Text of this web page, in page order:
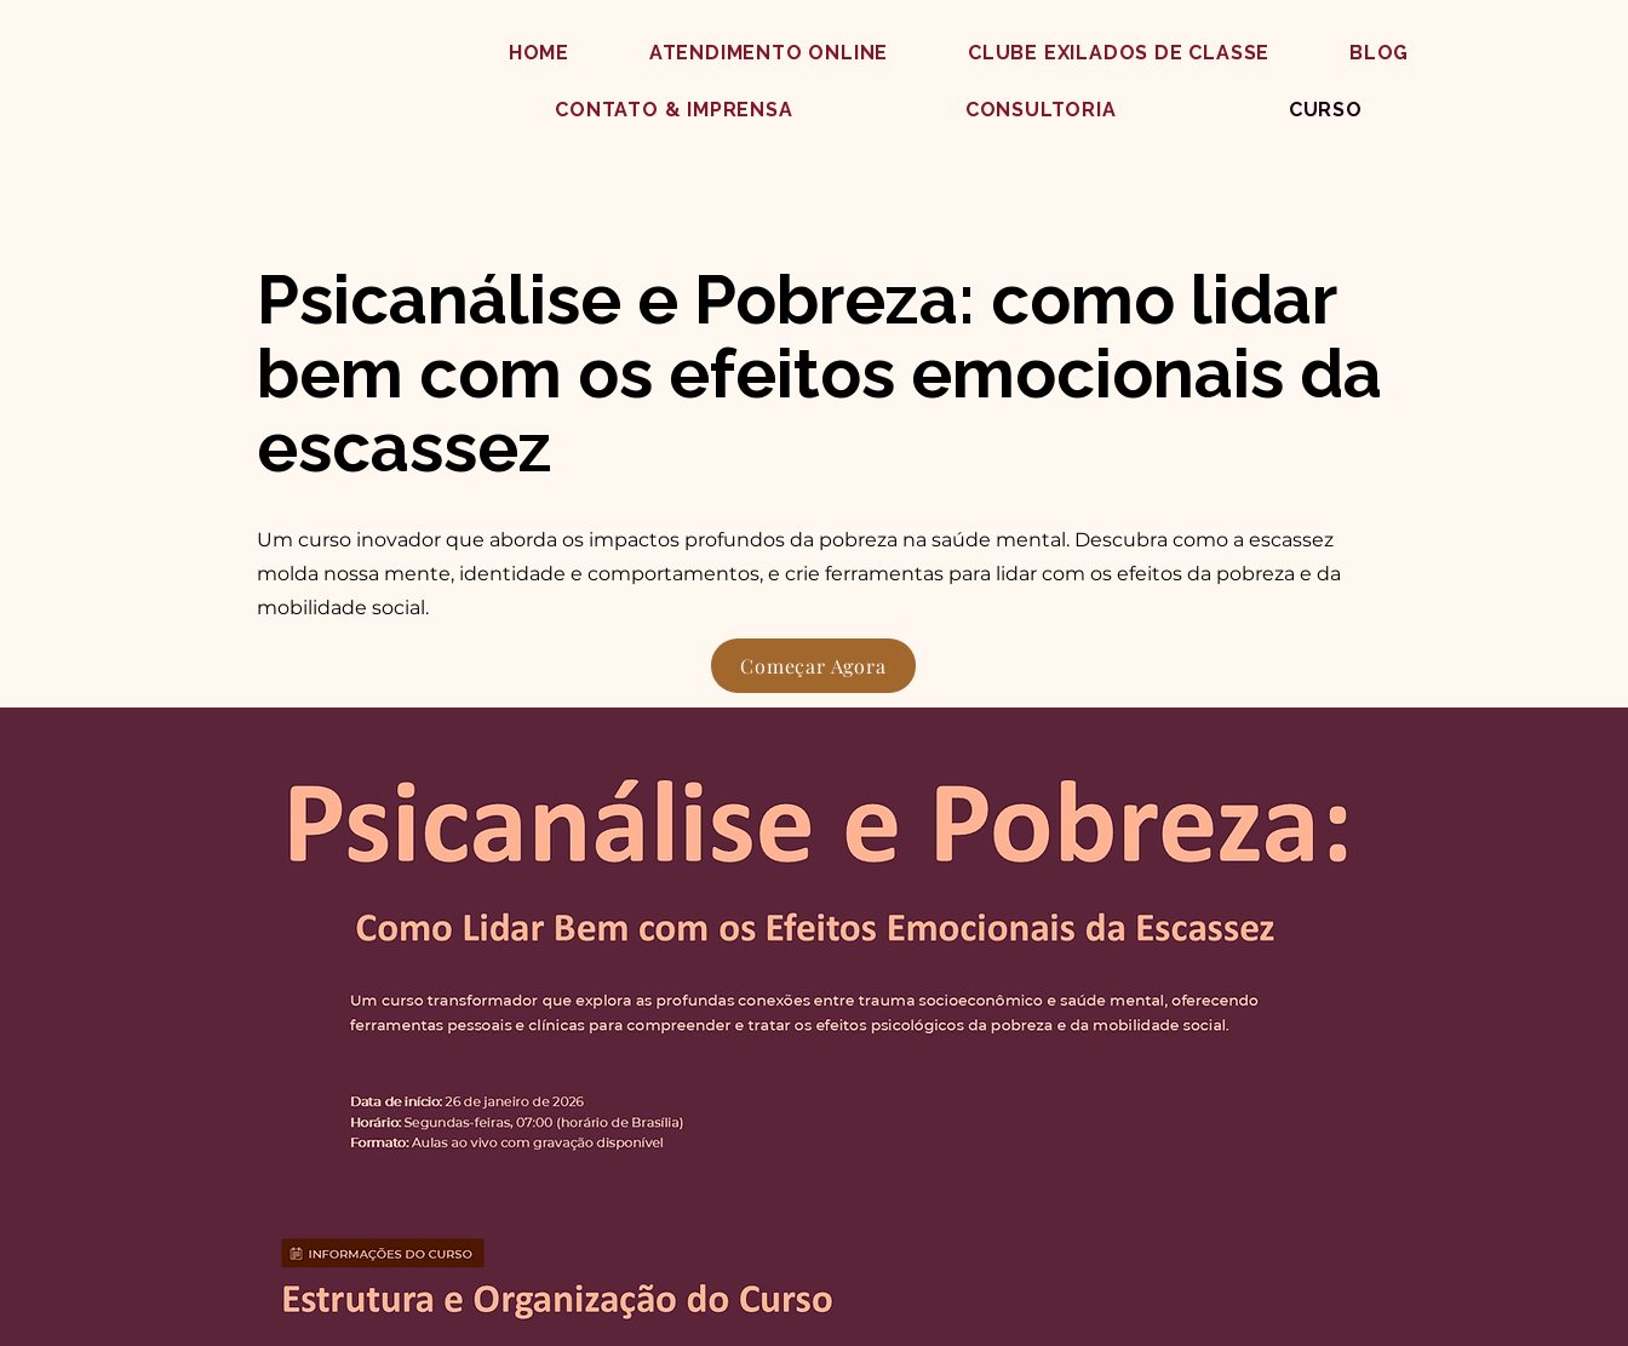
HOME ATENDIMENTO ONLINE CLUBE EXILADOS DE CLASSE BLOG
CONTATO & IMPRENSA CONSULTORIA CURSO
Psicanálise e Pobreza: como lidar
bem com os efeitos emocionais da
escassez
Um curso inovador que aborda os impactos profundos da pobreza na saúde mental. Descubra como a escassez
molda nossa mente, identidade e comportamentos, e crie ferramentas para lidar com os efeitos da pobreza e da
mobilidade social.
Começar Agora